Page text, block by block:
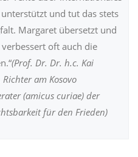
und tut das stets
Margaret übersetzt und
oft auch die
(Prof. Dr. Dr. h.c. Kai
am Kosovo
(amicus curiae) der
für den Frieden)